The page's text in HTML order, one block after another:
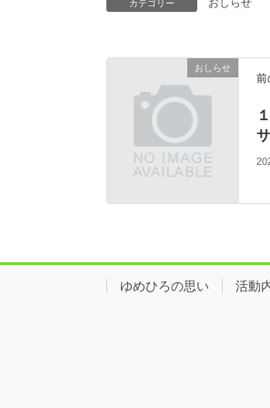
カテゴリー
おしらせ
前
ゆめひろの思い 活動